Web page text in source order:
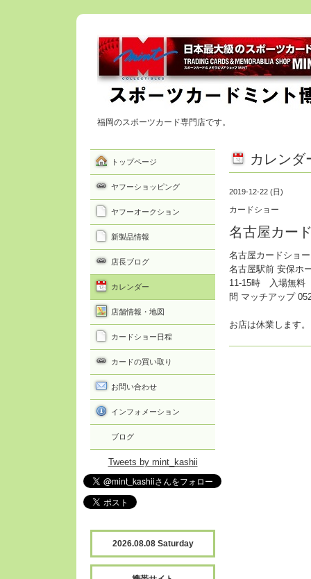
福岡のスポーツカード専門店です。
カレンダ
2019-12-22 (日)
カードショー
名古屋カー
名古屋カードショー
名古屋駅前 安保ホ
11-15時 入場無料
問 マッチアップ
お店は休業します
トップページ
ヤフーショッピング
ヤフーオークション
新製品情報
店長ブログ
カレンダー
店舗情報・地図
カードショー日程
カードの買い取り
お問い合わせ
インフォメーション
ブログ
Tweets by mint_kashii
2026.08.08 Saturday